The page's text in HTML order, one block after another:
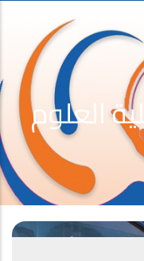
العلوم